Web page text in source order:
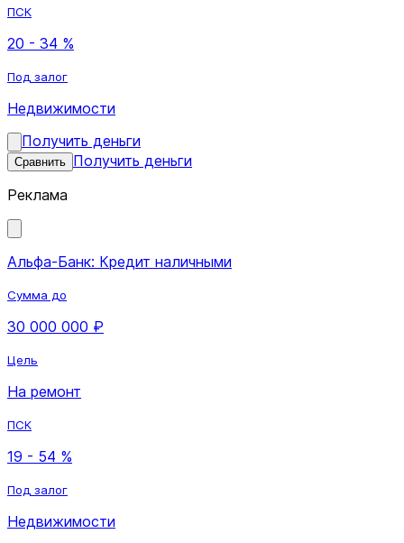
ПСК
20 - 34 %
Под залог
Недвижимости
Получить деньги
Сравнить Получить деньги
Реклама
Альфа-Банк: Кредит наличными
Сумма до
30 000 000 ₽
Цель
На ремонт
ПСК
19 - 54 %
Под залог
Недвижимости